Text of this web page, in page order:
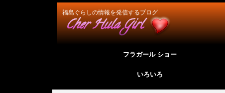
福島ぐらしの情報を発信するブログ
フラガール ショー
いろいろ